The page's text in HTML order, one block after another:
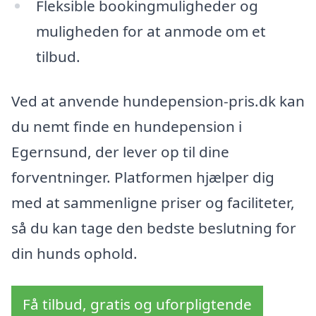
Fleksible bookingmuligheder og
muligheden for at anmode om et
tilbud.
Ved at anvende hundepension-pris.dk kan
du nemt finde en hundepension i
Egernsund, der lever op til dine
forventninger. Platformen hjælper dig
med at sammenligne priser og faciliteter,
så du kan tage den bedste beslutning for
din hunds ophold.
Få tilbud, gratis og uforpligtende